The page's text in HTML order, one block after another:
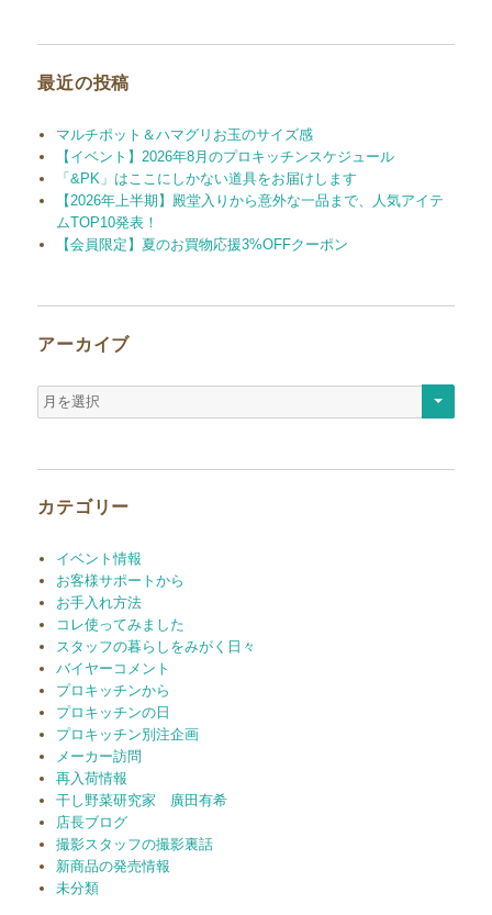
最近の投稿
マルチポット＆ハマグリお玉のサイズ感
【イベント】2026年8月のプロキッチンスケジュール
「&PK」はここにしかない道具をお届けします
【2026年上半期】殿堂入りから意外な一品まで、人気アイテ
ムTOP10発表！
【会員限定】夏のお買物応援3%OFFクーポン
アーカイブ
ア
ー
カテゴリー
イベント情報
お客様サポートから
お手入れ方法
コレ使ってみました
スタッフの暮らしをみがく日々
バイヤーコメント
プロキッチンから
プロキッチンの日
プロキッチン別注企画
メーカー訪問
再入荷情報
干し野菜研究家 廣田有希
店長ブログ
撮影スタッフの撮影裏話
新商品の発売情報
未分類